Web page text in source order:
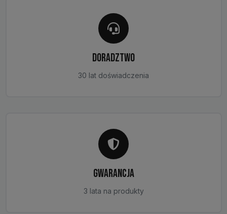
DORADZTWO
30 lat doświadczenia
GWARANCJA
3 lata na produkty